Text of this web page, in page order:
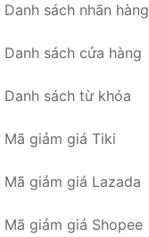
Danh sách nhãn hàng
Danh sách cửa hàng
Danh sách từ khóa
Mã giảm giá Tiki
Mã giảm giá Lazada
Mã giảm giá Shopee